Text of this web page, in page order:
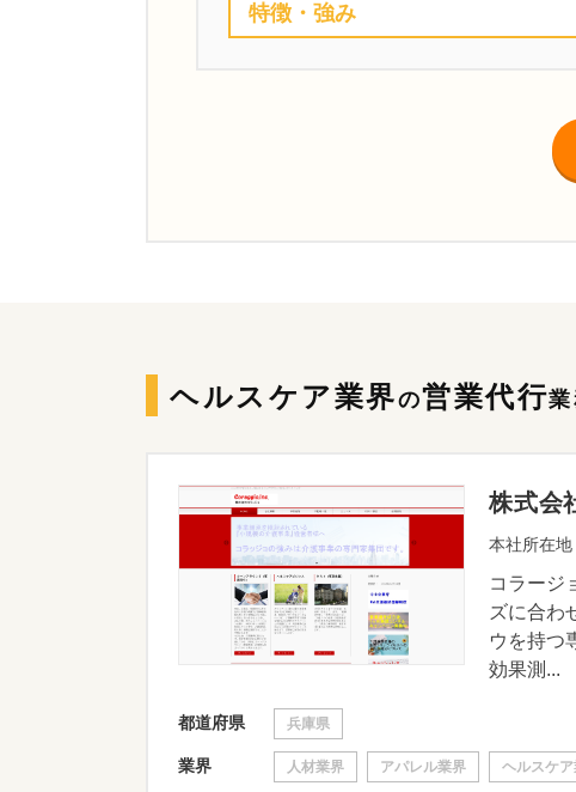
特徴・強み
ヘルスケア業界の営業代行
株式会
本社所在
コラージ
ズに合わ
ウを持つ
効果測...
都道府県 兵庫県
業界 人材業界 アパレル業界 ヘルスケ